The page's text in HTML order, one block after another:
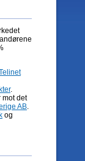
.
mot det
AB.
og